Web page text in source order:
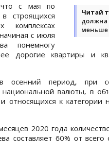
Читай
должна
меньше
с мая по
строящихся
комплексах
с июля
понемногу
дорогие квартиры и
осенний период, при
национальной валюты, в
относящихся к категории
2020 года
составляет 60% от